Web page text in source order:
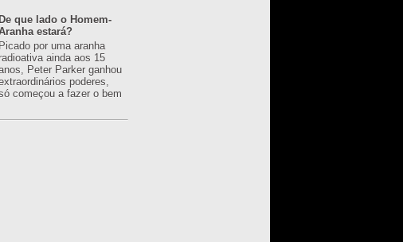
De que lado o Homem-
estará?
Picado por uma aranha
radioativa ainda aos 15
Peter Parker ganhou
poderes,
começou a fazer o bem